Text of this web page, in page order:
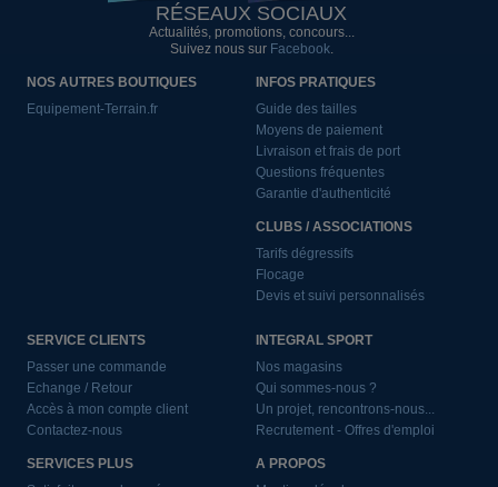
RÉSEAUX SOCIAUX
Actualités, promotions, concours...
Suivez nous sur Facebook.
NOS AUTRES BOUTIQUES
Equipement-Terrain.fr
INFOS PRATIQUES
Guide des tailles
Moyens de paiement
Livraison et frais de port
Questions fréquentes
Garantie d'authenticité
CLUBS / ASSOCIATIONS
Tarifs dégressifs
Flocage
Devis et suivi personnalisés
SERVICE CLIENTS
Passer une commande
Echange / Retour
Accès à mon compte client
Contactez-nous
SERVICES PLUS
INTEGRAL SPORT
Nos magasins
Qui sommes-nous ?
Un projet, rencontrons-nous...
Recrutement - Offres d'emploi
A PROPOS